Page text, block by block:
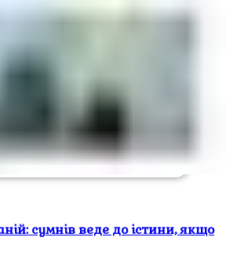
сумнів веде до істини, якщо